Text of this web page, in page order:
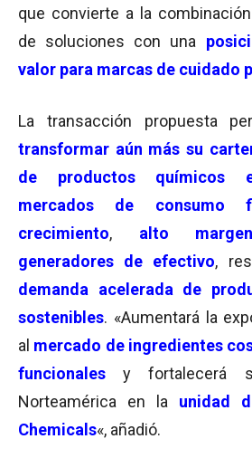
que convierte a la
de soluciones con una
valor para marcas de cuidado
La transacción propuesta
transformar aún más su
de productos químicos
mercados de consumo
crecimiento, alto margen
generadores de efectivo,
demanda acelerada de
sostenibles. «Aumentará la
al mercado de ingredientes
funcionales y fortalecerá
Norteamérica en la unidad
Chemicals«, añadió.